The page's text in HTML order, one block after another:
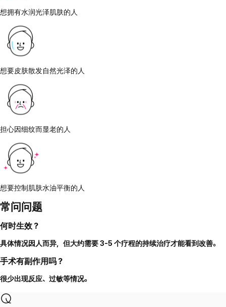
想拥有水润光泽肌肤的人
想要皮肤散发自然光泽的人
担心因细纹而显老的人
想要控制肌肤水油平衡的人
常问问题
何时生效？
具体情况因人而异，但大约需要 3-5 个疗程的持续治疗才能看到改善。
手术有副作用吗？
很少出现反应、过敏等情况。